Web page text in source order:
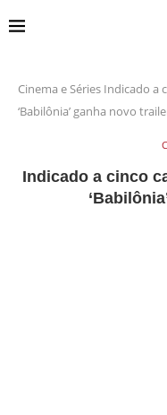
Cinema e Séries Indicado a
‘Babilônia’ ganha novo
Indicado a cinco